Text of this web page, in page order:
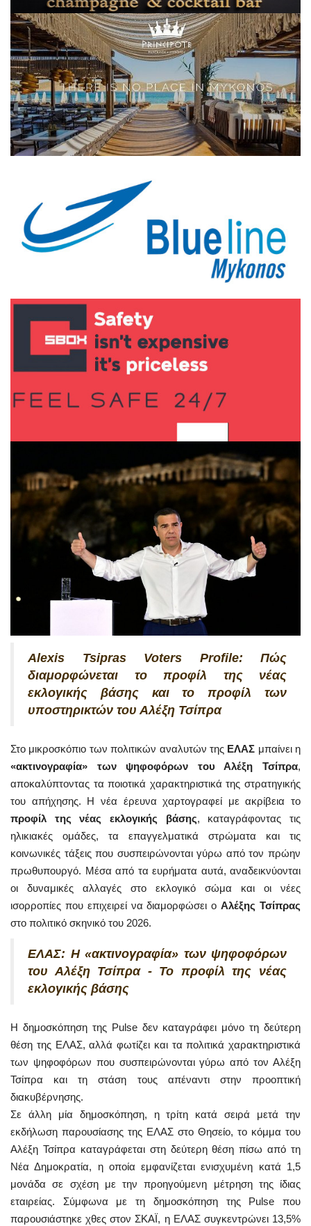
Elections 2023
Γλώσσα
Ελληνικά English
Alexis Tsipras Voters Profile: Πώς
διαμορφώνεται το προφίλ της νέας
εκλογικής βάσης και το προφίλ των
υποστηρικτών του Αλέξη Τσίπρα
Στο μικροσκόπιο των πολιτικών αναλυτών της ΕΛΑΣ μπαίνει η
«ακτινογραφία» των ψηφοφόρων του Αλέξη Τσίπρα,
αποκαλύπτοντας τα ποιοτικά χαρακτηριστικά της στρατηγικής
του απήχησης. Η νέα έρευνα χαρτογραφεί με ακρίβεια το
προφίλ της νέας εκλογικής βάσης, καταγράφοντας τις
ηλικιακές ομάδες, τα επαγγελματικά στρώματα και τις
κοινωνικές τάξεις που συσπειρώνονται γύρω από τον πρώην
πρωθυπουργό. Μέσα από τα ευρήματα αυτά, αναδεικνύονται
οι δυναμικές αλλαγές στο εκλογικό σώμα και οι νέες
ισορροπίες που επιχειρεί να διαμορφώσει οΑλέξης Τσίπρας
στο πολιτικό σκηνικό του 2026.
ΕΛΑΣ: Η «ακτινογραφία» των ψηφοφόρων
του Αλέξη Τσίπρα - Το προφίλ της νέας
εκλογικής βάσης
Η δημοσκόπηση της Pulse δεν καταγράφει μόνο τη δεύτερη
θέση της ΕΛΑΣ, αλλά φωτίζει και τα πολιτικά χαρακτηριστικά
των ψηφοφόρων που συσπειρώνονται γύρω από τον Αλέξη
Τσίπρα και τη στάση τους απέναντι στην προοπτική
διακυβέρνησης.
Σε άλλη μία δημοσκόπηση, η τρίτη κατά σειρά μετά την
εκδήλωση παρουσίασης της ΕΛΑΣ στο Θησείο, το κόμμα του
Αλέξη Τσίπρα καταγράφεται στη δεύτερη θέση πίσω από τη
Νέα Δημοκρατία, η οποία εμφανίζεται ενισχυμένη κατά 1,5
μονάδα σε σχέση με την προηγούμενη μέτρηση της ίδιας
εταιρείας. Σύμφωνα με τη δημοσκόπηση της Pulse που
παρουσιάστηκε χθες στον ΣΚΑΪ, η ΕΛΑΣ συγκεντρώνει 13,5%